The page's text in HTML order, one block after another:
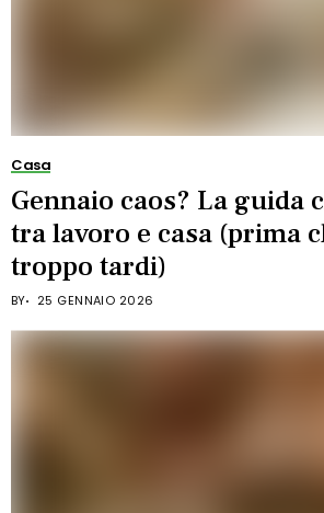
Casa
Gennaio caos? La guida
tra lavoro e casa (prima
troppo tardi)
BY 25 GENNAIO 2026